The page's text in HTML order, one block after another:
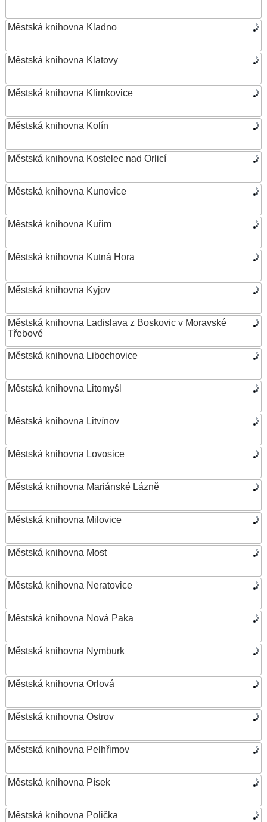
Městská knihovna Kladno
Městská knihovna Klatovy
Městská knihovna Klimkovice
Městská knihovna Kolín
Městská knihovna Kostelec nad Orlicí
Městská knihovna Kunovice
Městská knihovna Kuřim
Městská knihovna Kutná Hora
Městská knihovna Kyjov
Městská knihovna Ladislava z Boskovic v Moravské
Třebové
Městská knihovna Libochovice
Městská knihovna Litomyšl
Městská knihovna Litvínov
Městská knihovna Lovosice
Městská knihovna Mariánské Lázně
Městská knihovna Milovice
Městská knihovna Most
Městská knihovna Neratovice
Městská knihovna Nová Paka
Městská knihovna Nymburk
Městská knihovna Orlová
Městská knihovna Ostrov
Městská knihovna Pelhřimov
Městská knihovna Písek
Městská knihovna Polička